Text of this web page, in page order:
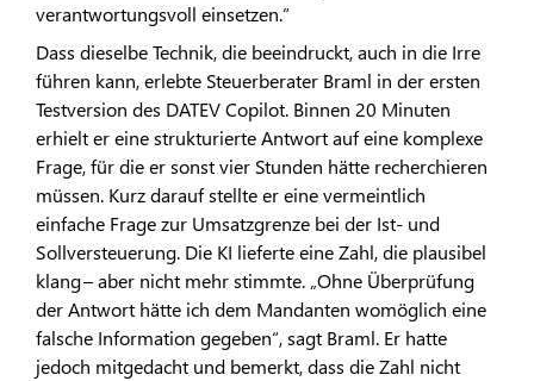
verantwortungsvoll einsetzen.“
Dass dieselbe Technik, die beeindruckt, auch in die Irre
führen kann, erlebte Steuerberater Braml in der ersten
Testversion des DATEV Copilot. Binnen 20 Minuten
erhielt er eine strukturierte Antwort auf eine komplexe
Frage, für die er sonst vier Stunden hätte recherchieren
müssen. Kurz darauf stellte er eine vermeintlich
einfache Frage zur Umsatzgrenze bei der Ist- und
Sollversteuerung. Die KI lieferte eine Zahl, die plausibel
klang – aber nicht mehr stimmte. „Ohne Überprüfung
der Antwort hätte ich dem Mandanten womöglich eine
falsche Information gegeben“, sagt Braml. Er hatte
jedoch mitgedacht und bemerkt, dass die Zahl nicht